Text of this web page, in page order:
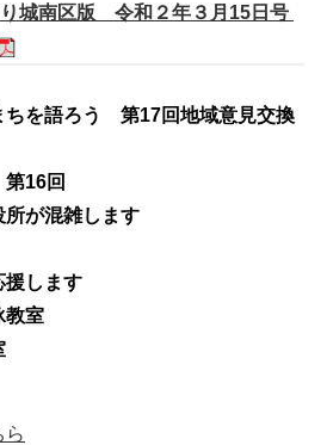
城南区版 令和２年３月15日号
を語ろう 第17回地域意見交換
16回
が混雑します
します
教室
ら